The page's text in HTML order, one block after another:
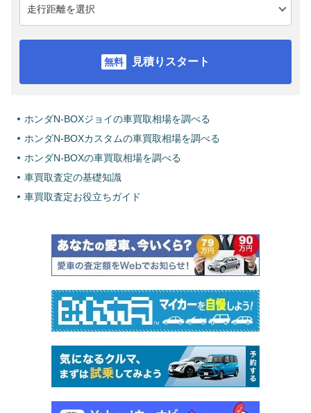
見積りスタート
ホンダN-BOXジョイの車買取相場を調べる
ホンダN-BOXカスタムの車買取相場を調べる
ホンダN-BOXの車買取相場を調べる
車買取査定の基礎知識
車買取査定お役立ちガイド